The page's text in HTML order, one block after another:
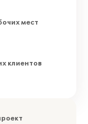
мест
клиентов